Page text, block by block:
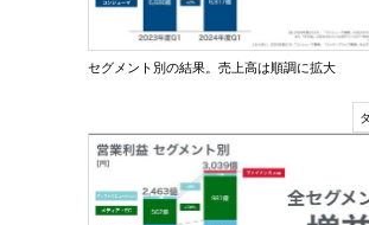
セグメント別の結果。売上高は順調に拡大